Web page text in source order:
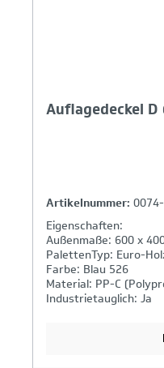
Auflagedeckel D
Artikelnummer:
Eigenschaften:
Außenmaße: 600 x
PalettenTyp: Euro-
Farbe: Blau 526
Material: PP-C
Industrietauglich: Ja